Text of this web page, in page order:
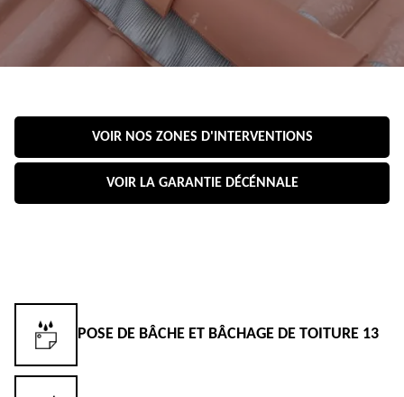
VOIR NOS ZONES D'INTERVENTIONS
VOIR LA GARANTIE DÉCÉNNALE
POSE DE BÂCHE ET BÂCHAGE DE TOITURE 13